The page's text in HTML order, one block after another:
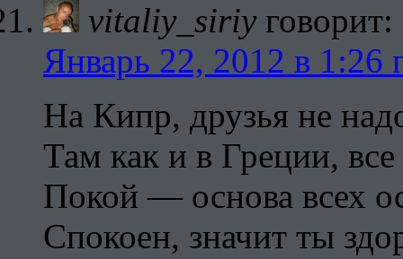
vitaliy_siriy говорит:
Январь 22, 2012 в 1:26
На Кипр, друзья не
Там как и в Греции, все
Покой — основа всех
Спокоен, значит ты